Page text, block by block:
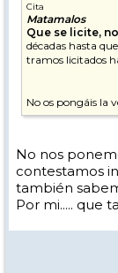
Cita
Matamalos
Que se licite,
décadas hasta
tramos licitados
No os pongáis la
No nos
contestamos
también
Por mi..... que